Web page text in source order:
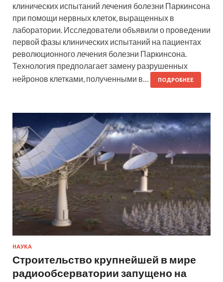
клинических испытаний лечения болезни Паркинсона
при помощи нервных клеток, выращенных в
лаборатории. Исследователи объявили о проведении
первой фазы клинических испытаний на пациентах
революционного лечения болезни Паркинсона.
Технология предполагает замену разрушенных
нейронов клетками, полученными в…
ПОДРОБНЕЕ
НАУКА
Строительство крупнейшей в мире
радиообсерватории запущено на